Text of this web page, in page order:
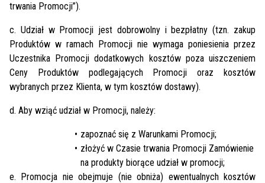
trwania Promocji”).
c. Udział w Promocji jest dobrowolny i bezpłatny (tzn. zakup
Produktów w ramach Promocji nie wymaga poniesienia przez
Uczestnika Promocji dodatkowych kosztów poza uiszczeniem
Ceny Produktów podlegających Promocji oraz kosztów
wybranych przez Klienta, w tym kosztów dostawy).
d. Aby wziąć udział w Promocji, należy:
zapoznać się z Warunkami Promocji;
złożyć w Czasie trwania Promocji Zamówienie
na produkty biorące udział w promocji;
e. Promocja nie obejmuje (nie obniża) ewentualnych kosztów